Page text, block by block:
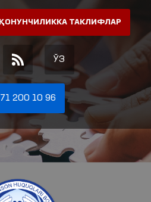
ҚОНУНЧИЛИККА ТАКЛИФЛАР
ЎЗ
71 200 10 96